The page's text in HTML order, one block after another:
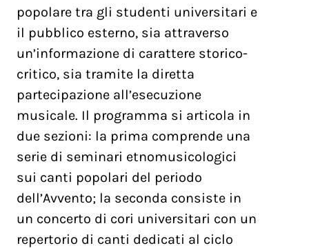
popolare tra gli studenti universitari e
il pubblico esterno, sia attraverso
un’informazione di carattere storico-
critico, sia tramite la diretta
partecipazione all’esecuzione
musicale. Il programma si articola in
due sezioni: la prima comprende una
serie di seminari etnomusicologici
sui canti popolari del periodo
dell’Avvento; la seconda consiste in
un concerto di cori universitari con un
repertorio di canti dedicati al ciclo